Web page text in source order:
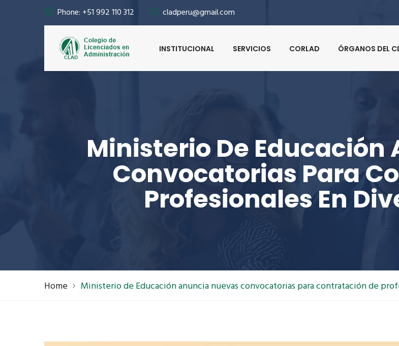
Phone: +51 992 110 312 cladperu@gmail.com
INSTITUCIONAL SERVICIOS CORLAD ÓRGANOS DEL
Ministerio De Educación
Convocatorias Para
Profesionales En
Home Ministerio de Educación anuncia nuevas convocatorias para contratación de